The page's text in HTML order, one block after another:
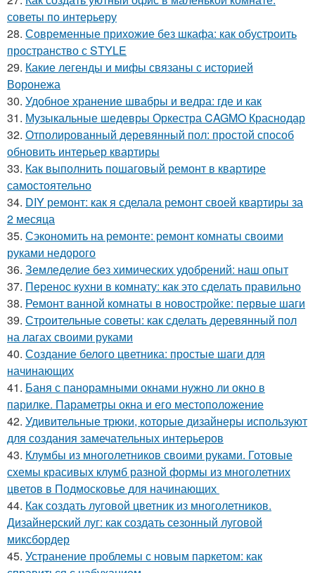
советы по интерьеру
28. Современные прихожие без шкафа: как обустроить
пространство с STYLE
29. Какие легенды и мифы связаны с историей
Воронежа
30. Удобное хранение швабры и ведра: где и как
31. Музыкальные шедевры Оркестра CAGMO Краснодар
32. Отполированный деревянный пол: простой способ
обновить интерьер квартиры
33. Как выполнить пошаговый ремонт в квартире
самостоятельно
34. DIY ремонт: как я сделала ремонт своей квартиры за
2 месяца
35. Сэкономить на ремонте: ремонт комнаты своими
руками недорого
36. Земледелие без химических удобрений: наш опыт
37. Перенос кухни в комнату: как это сделать правильно
38. Ремонт ванной комнаты в новостройке: первые шаги
39. Строительные советы: как сделать деревянный пол
на лагах своими руками
40. Создание белого цветника: простые шаги для
начинающих
41. Баня с панорамными окнами нужно ли окно в
парилке. Параметры окна и его местоположение
42. Удивительные трюки, которые дизайнеры используют
для создания замечательных интерьеров
43. Клумбы из многолетников своими руками. Готовые
схемы красивых клумб разной формы из многолетних
цветов в Подмосковье для начинающих
44. Как создать луговой цветник из многолетников.
Дизайнерский луг: как создать сезонный луговой
миксбордер
45. Устранение проблемы с новым паркетом: как